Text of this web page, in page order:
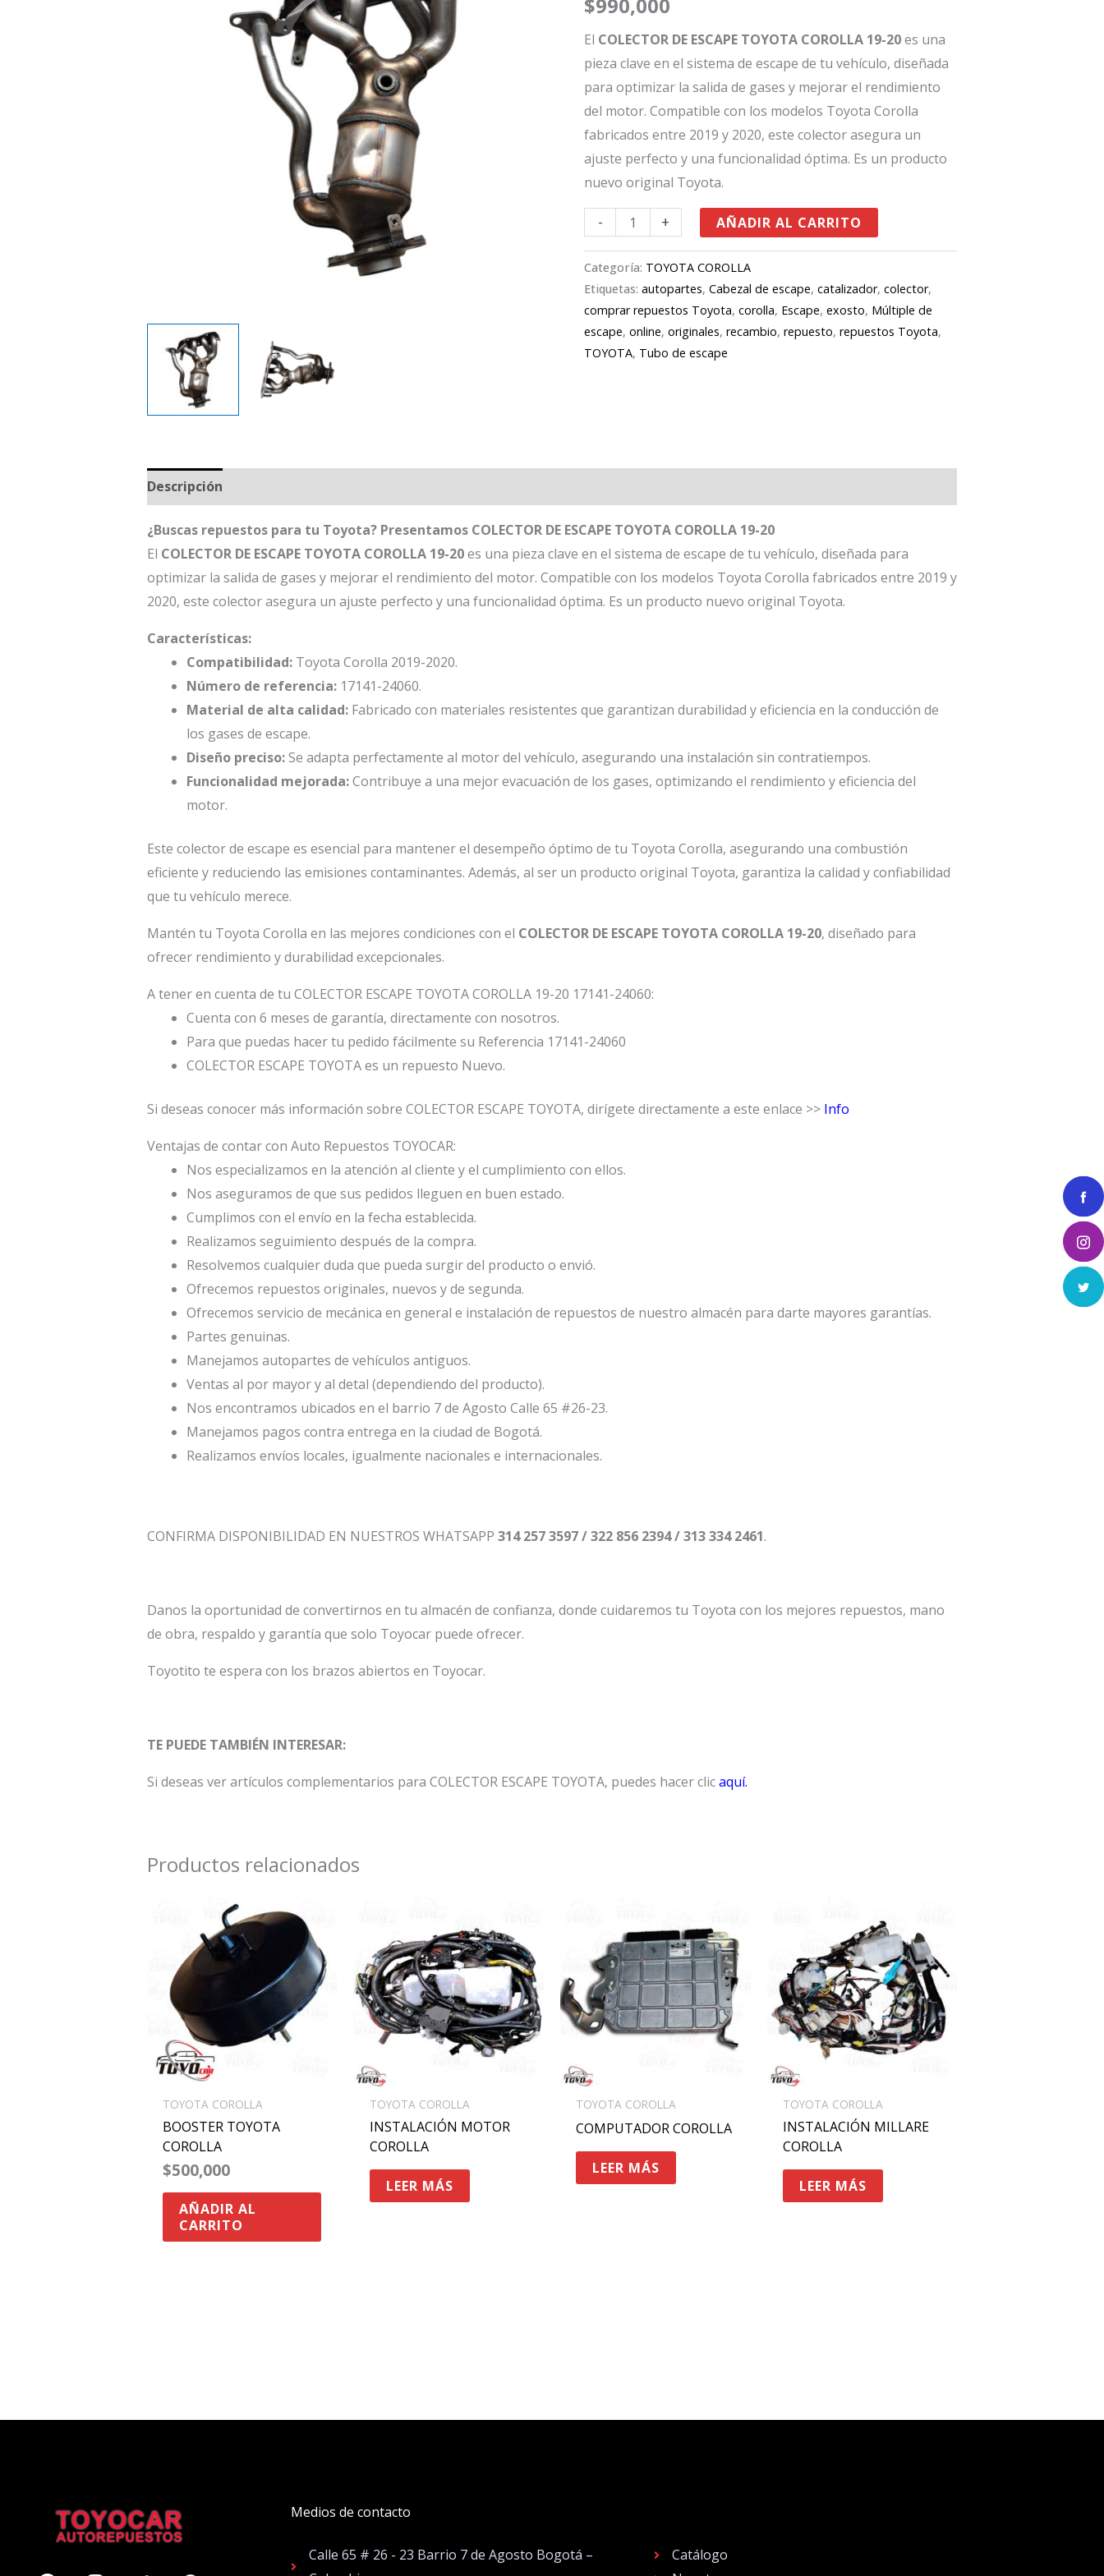
$990,000
El COLECTOR DE ESCAPE TOYOTA COROLLA 19-20es una
pieza clave en el sistema de escape de tu vehículo, diseñada
para optimizar la salida de gases y mejorar el rendimiento
del motor. Compatible con los modelos Toyota Corolla
fabricados entre 2019 y 2020, este colector asegura un
ajuste perfecto y una funcionalidad óptima. Es un producto
nuevo original Toyota.
-
19-
20
17141-
24060
cantidad
+ AÑADIR AL CARRITO
Categoría: TOYOTA COROLLA
Etiquetas:autopartes,Cabezal de escape,catalizador,colector,
comprar repuestos Toyota,corolla, Escape,exosto, Múltiple de
escape,online,originales,recambio,repuesto,repuestos Toyota,
TOYOTA, Tubo de escape
Descripción
¿Buscas repuestos para tu Toyota? Presentamos COLECTOR DE ESCAPE TOYOTA COROLLA 19-20
El COLECTOR DE ESCAPE TOYOTA COROLLA 19-20es una pieza clave en el sistema de escape de tu vehículo, diseñada para
optimizar la salida de gases y mejorar el rendimiento del motor. Compatible con los modelos Toyota Corolla fabricados entre 2019 y
2020, este colector asegura un ajuste perfecto y una funcionalidad óptima. Es un producto nuevo original Toyota.
Características:
Compatibilidad:Toyota Corolla 2019-2020.
Número de referencia:17141-24060.
Material de alta calidad:Fabricado con materiales resistentes que garantizan durabilidad y eficiencia en la conducción de
los gases de escape.
Diseño preciso:Se adapta perfectamente al motor del vehículo, asegurando una instalación sin contratiempos.
Funcionalidad mejorada:Contribuye a una mejor evacuación de los gases, optimizando el rendimiento y eficiencia del
motor.
Este colector de escape es esencial para mantener el desempeño óptimo de tu Toyota Corolla, asegurando una combustión
eficiente y reduciendo las emisiones contaminantes. Además, al ser un producto original Toyota, garantiza la calidad y confiabilidad
que tu vehículo merece.
Mantén tu Toyota Corolla en las mejores condiciones con el COLECTOR DE ESCAPE TOYOTA COROLLA 19-20, diseñado para
ofrecer rendimiento y durabilidad excepcionales.
A tener en cuenta de tu COLECTOR ESCAPE TOYOTA COROLLA 19-20 17141-24060:
Cuenta con 6 meses de garantía, directamente con nosotros.
Para que puedas hacer tu pedido fácilmente su Referencia 17141-24060
COLECTOR ESCAPE TOYOTA es un repuesto Nuevo.
Si deseas conocer más información sobre COLECTOR ESCAPE TOYOTA, dirígete directamente a este enlace >> Info
Ventajas de contar con Auto Repuestos TOYOCAR:
Nos especializamos en la atención al cliente y el cumplimiento con ellos.
Nos aseguramos de que sus pedidos lleguen en buen estado.
Cumplimos con el envío en la fecha establecida.
Realizamos seguimiento después de la compra.
Resolvemos cualquier duda que pueda surgir del producto o envió.
Ofrecemos repuestos originales, nuevos y de segunda.
Ofrecemos servicio de mecánica en general e instalación de repuestos de nuestro almacén para darte mayores garantías.
Partes genuinas.
Manejamos autopartes de vehículos antiguos.
Ventas al por mayor y al detal (dependiendo del producto).
Nos encontramos ubicados en el barrio 7 de Agosto Calle 65 #26-23.
Manejamos pagos contra entrega en la ciudad de Bogotá.
Realizamos envíos locales, igualmente nacionales e internacionales.
CONFIRMA DISPONIBILIDAD EN NUESTROS WHATSAPP 314 257 3597 / 322 856 2394 / 313 334 2461.
Danos la oportunidad de convertirnos en tu almacén de confianza, donde cuidaremos tu Toyota con los mejores repuestos, mano
de obra, respaldo y garantía que solo Toyocar puede ofrecer.
Toyotito te espera con los brazos abiertos en Toyocar.
TE PUEDE TAMBIÉN INTERESAR:
Si deseas ver artículos complementarios para COLECTOR ESCAPE TOYOTA, puedes hacer clicaquí.
Productos relacionados
TOYOTA COROLLA
BOOSTER TOYOTA
COROLLA
$500,000
AÑADIR AL
CARRITO
TOYOTA COROLLA
INSTALACIÓN MOTOR
COROLLA
LEER MÁS
TOYOTA COROLLA
COMPUTADOR COROLLA
LEER MÁS
TOYOTA COROLLA
INSTALACIÓN MILLARE
COROLLA
LEER MÁS
Medios de contacto
Calle 65 # 26 - 23 Barrio 7 de Agosto Bogotá –
Catálogo